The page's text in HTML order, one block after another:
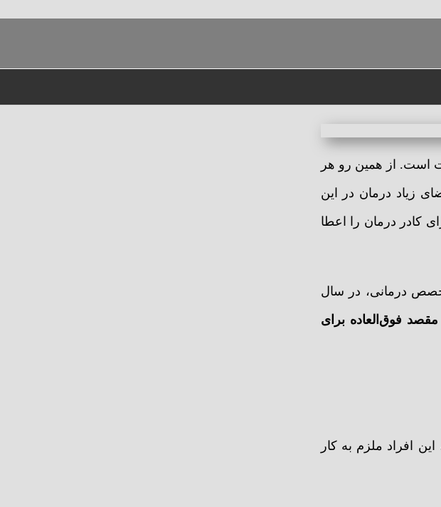
است. از همین رو هر
زیاد درمان در این
کادر درمان را اعطا
و نیروهای متخصص درمانی، در سال
مقصد فوق‌العاده برای
افراد ملزم به کار